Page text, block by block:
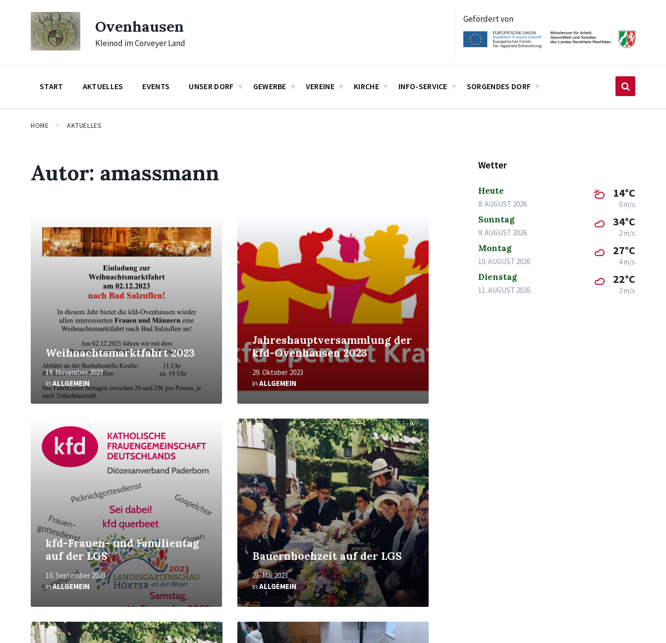
navigation
Ovenhausen
Kleinod im Corveyer Land
Gefördert von
START AKTUELLES EVENTS UNSER DORF GEWERBE VEREINE KIRCHE INFO-SERVICE SORGENDES DORF
HOME AKTUELLES
Autor: amassmann
Weihnachtsmarktfahrt 2023
19. November 2023
in ALLGEMEIN
erfahren
Jahreshauptversammlung der
kfd-Ovenhausen 2023
29. Oktober 2023
in ALLGEMEIN
kfd-Frauen- und Familientag
auf der LGS
10. September 2023
inALLGEMEIN
erfahren
Bauernhochzeit auf der LGS
21. Mai 2023
inALLGEMEIN
Mehr
erfahren
Mehr
erfahren
Mehr
erfahren
Wetter
Heute
8. AUGUST 2026
14°C
0 m/s
Sonntag
9. AUGUST 2026
34°C
2 m/s
Montag
10. AUGUST 2026
27°C
4 m/s
Dienstag
11. AUGUST 2026
22°C
2 m/s